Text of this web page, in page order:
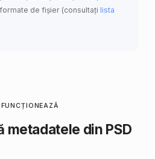
de fișier (consultați lista
metadatele din PSD